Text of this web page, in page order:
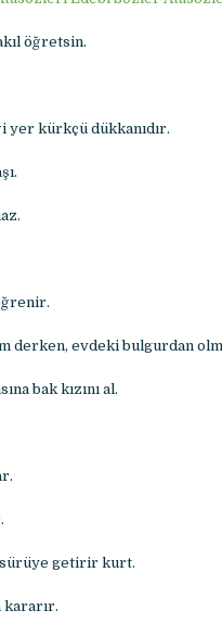
öğretsin.
yer kürkçü dükkanıdır.
derken, evdeki bulgurdan
bak kızını al.
getirir kurt.
kararır.